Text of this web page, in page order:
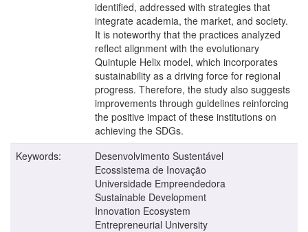
identified, addressed with strategies that
integrate academia, the market, and society.
It is noteworthy that the practices analyzed
reflect alignment with the evolutionary
Quintuple Helix model, which incorporates
sustainability as a driving force for regional
progress. Therefore, the study also suggests
improvements through guidelines reinforcing
the positive impact of these institutions on
achieving the SDGs.
Keywords:
Desenvolvimento Sustentável
Ecossistema de Inovação
Universidade Empreendedora
Sustainable Development
Innovation Ecosystem
Entrepreneurial University